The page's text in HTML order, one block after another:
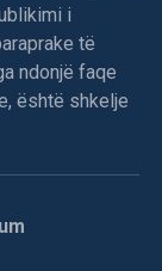
e
këtyre
Lleshaj (30).
i
të
ndonjë faqe
është shkelje